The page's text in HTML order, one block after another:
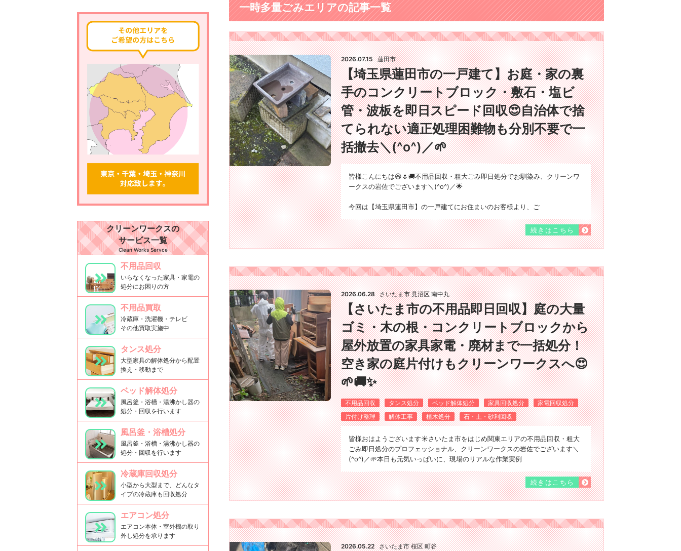
一時多量ごみエリアの記事一覧
2026.07.15 蓮田市
【埼玉県蓮田市の一戸建て】お庭・家の裏
手のコンクリートブロック・敷石・塩ビ
管・波板を即日スピード回収😍自治体で捨
てられない適正処理困難物も分別不要で一
括撤去＼(^o^)／🌱
皆様こんにちは😆🌷🚚不用品回収・粗大ごみ即日処分でお馴染み、クリーンワ
ークスの岩佐でございます＼(^o^)／🌟
今回は【埼玉県蓮田市】の一戸建てにお住まいのお客様より、ご
続きはこちら
2026.06.28 さいたま市 見沼区 南中丸
【さいたま市の不用品即日回収】庭の大量
ゴミ・木の根・コンクリートブロックから
屋外放置の家具家電・廃材まで一括処分！
空き家の庭片付けもクリーンワークスへ😍
🌱🚚✨
不用品回収 タンス処分 ベッド解体処分 家具回収処分
家電回収処分
片付け整理
解体工事 植木処分 石・土・砂利回収
皆様おはようございます☀️さいたま市をはじめ関東エリアの不用品回収・粗大
ごみ即日処分のプロフェッショナル、クリーンワークスの岩佐でございます＼
(^o^)／🌱本日も元気いっぱいに、現場のリアルな作業実例
続きはこちら
2026.05.22 さいたま市 桜区 町谷
クリーンワークスの
サービス一覧
Clean Works Servce
不用品回収
いらなくなった家具・家電の
処分にお困りの方
不用品買取
冷蔵庫・洗濯機・テレビ
その他買取実施中
タンス処分
大型家具の解体処分から配置
換え・移動まで
ベッド解体処分
風呂釜・浴槽・湯沸かし器の
処分・回収を行います
風呂釜・浴槽処分
風呂釜・浴槽・湯沸かし器の
処分・回収を行います
冷蔵庫回収処分
小型から大型まで、どんなタ
イプの冷蔵庫も回収処分
エアコン処分
エアコン本体・室外機の取り
外し処分を承ります